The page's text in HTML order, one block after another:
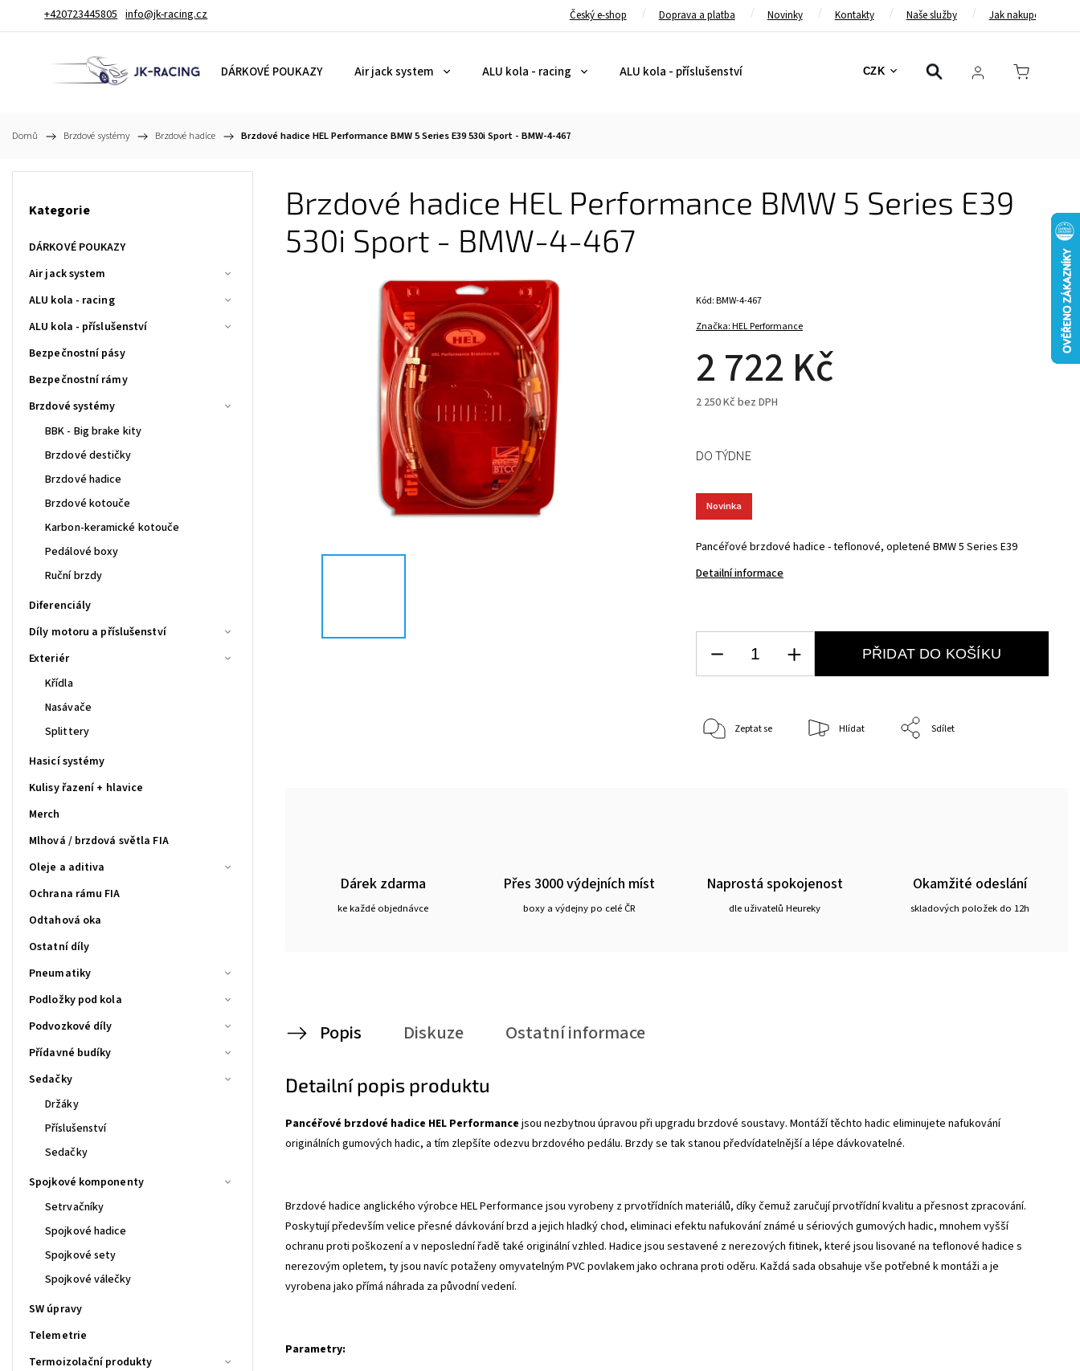
+420723445805 info@jk-racing.cz Český e-shop Doprava a platba Novinky Kontakty Naše služby Jak nakupovat
CZK
DÁRKOVÉ POUKAZY Air jack system ALU kola - racing ALU kola - příslušenství Bezpečnostní pásy Bezpečnostní rámy
Domů / Brzdové systémy / Brzdové hadice / Brzdové hadice HEL Performance BMW 5 Series E39 530i Sport - BMW-4-467
Kategorie
DÁRKOVÉ POUKAZY
Air jack system
ALU kola - racing
ALU kola - příslušenství
Bezpečnostní pásy
Bezpečnostní rámy
Brzdové systémy
BBK - Big brake kity
Brzdové destičky
Brzdové hadice
Brzdové kotouče
Karbon-keramické kotouče
Pedálové boxy
Ruční brzdy
Diferenciály
Díly motoru a příslušenství
Exteriér
Křídla
Nasávače
Splittery
Hasicí systémy
Kulisy řazení + hlavice
Merch
Mlhová / brzdová světla FIA
Oleje a aditiva
Ochrana rámu FIA
Odtahová oka
Ostatní díly
Pneumatiky
Podložky pod kola
Podvozkové díly
Přídavné budíky
Sedačky
Držáky
Příslušenství
Sedačky
Spojkové komponenty
Setrvačníky
Spojkové hadice
Spojkové sety
Spojkové válečky
SW úpravy
Telemetrie
Termoizolační produkty
Brzdové hadice HEL Performance BMW 5 Series E39
530i Sport - BMW-4-467
Značka:HEL Performance
2 722 Kč
2 250 Kč bez DPH
Kód:BMW-4-467
Pancéřové brzdové hadice - teflonové, opletené BMW 5 Series E39
Detailní informace
Novinka
DO TÝDNE
PŘIDAT DO KOŠÍKU
Zeptat se Hlídat Sdílet
Dárek zdarma
ke každé objednávce
Přes 3000 výdejních míst
boxy a výdejny po celé ČR
Naprostá spokojenost
dle uživatelů Heureky
Okamžité odeslání
skladových položek do 12h
Popis Diskuze Ostatní informace
Detailní popis produktu
Pancéřové brzdové hadice HEL Performance jsou nezbytnou úpravou při upgradu brzdové soustavy. Montáží těchto hadic eliminujete nafukování
originálních gumových hadic, a tím zlepšíte odezvu brzdového pedálu. Brzdy se tak stanou předvídatelnější a lépe dávkovatelné.
Brzdové hadice anglického výrobce HEL Performance jsou vyrobeny z prvotřídních materiálů, díky čemuž zaručují prvotřídní kvalitu a přesnost zpracování.
Poskytují především velice přesné dávkování brzd a jejich hladký chod, eliminaci efektu nafukování známé u sériových gumových hadic, mnohem vyšší
ochranu proti poškození a v neposlední řadě také originální vzhled. Hadice jsou sestavené z nerezových fitinek, které jsou lisované na teflonové hadice s
nerezovým opletem, ty jsou navíc potaženy omyvatelným PVC povlakem jako ochrana proti oděru. Každá sada obsahuje vše potřebné k montáži a je
vyrobena jako přímá náhrada za původní vedení.
Parametry: